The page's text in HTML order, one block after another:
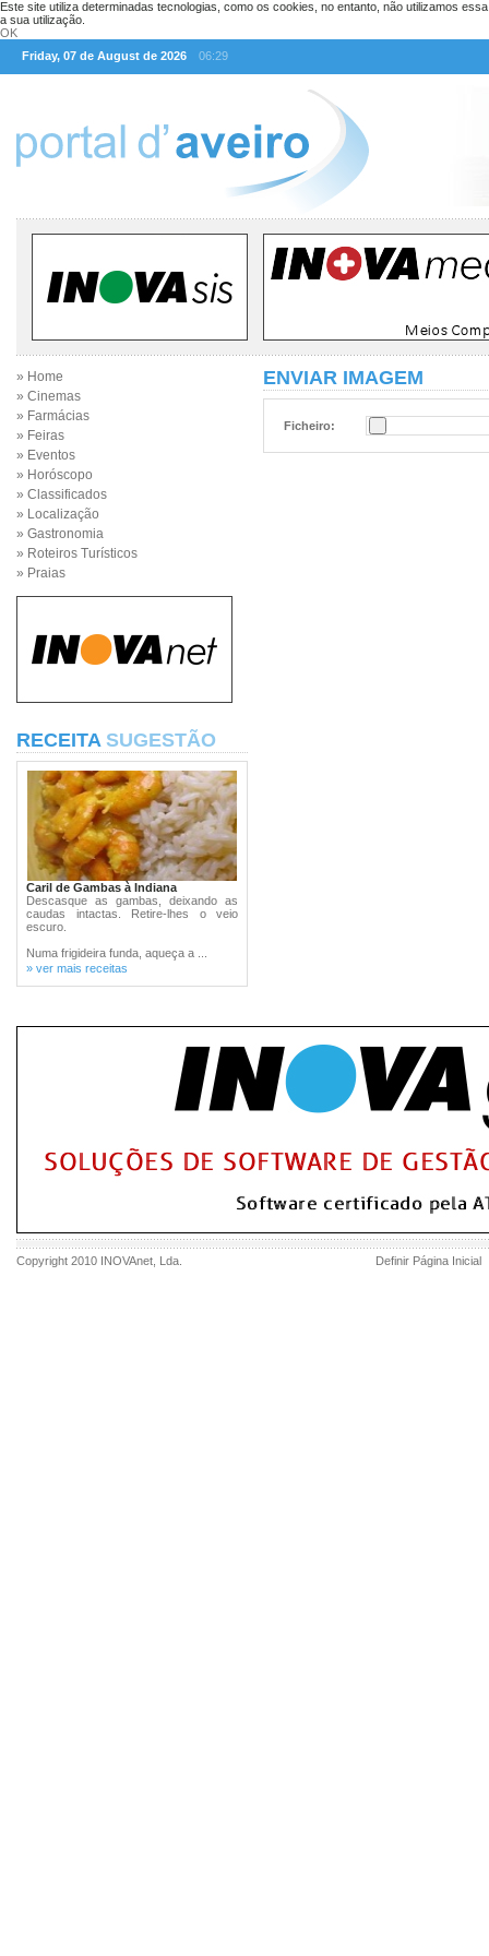
Este site utiliza determinadas tecnologias, como os cookies, no entanto, não utilizamos
a sua utilização.
OK
Friday, 07 de August de 2026
06:29
» Home
» Cinemas
» Farmácias
» Feiras
» Eventos
» Horóscopo
» Classificados
» Localização
» Gastronomia
» Roteiros Turísticos
» Praias
RECEITA SUGESTÃO
Caril de Gambas à Indiana
Descasque as gambas, deixando as
caudas intactas. Retire-lhes o veio
escuro.
Numa frigideira funda, aqueça a ...
» ver mais receitas
ENVIAR IMAGEM
Ficheiro:
Copyright 2010 INOVAnet , Lda. Definir Página Inicial